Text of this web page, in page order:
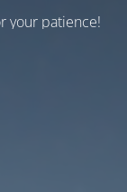
your patience!